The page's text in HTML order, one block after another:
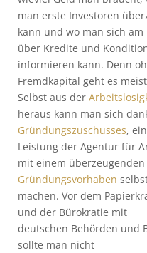
man erste Investoren
kann und wo man sich am
über Kredite und
informieren kann. Denn
Fremdkapital geht es
Selbst aus der
heraus kann man sich
Gründungszuschusses,
Leistung der Agentur für
mit einem überzeugenden
Gründungsvorhaben
machen. Vor dem
und der Bürokratie mit
deutschen Behörden und
sollte man nicht